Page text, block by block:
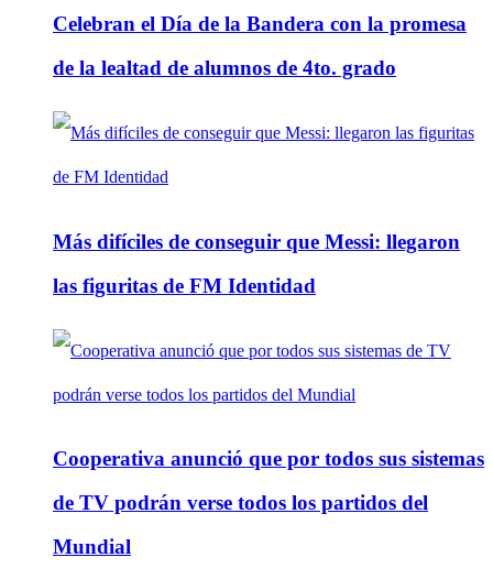
Celebran el Día de la Bandera con la promesa
de la lealtad de alumnos de 4to. grado
Más difíciles de conseguir que Messi: llegaron
las figuritas de FM Identidad
Cooperativa anunció que por todos sus sistemas
de TV podrán verse todos los partidos del
Mundial